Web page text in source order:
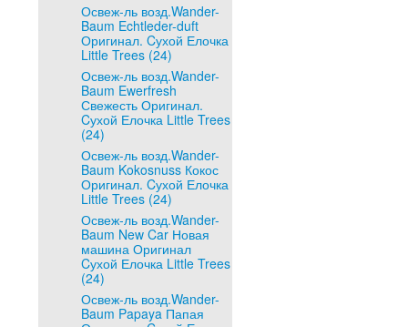
Освеж-ль возд.Wander-
Baum Echtleder-duft
Оригинал. Cухой Елочка
Little Trees (24)
Освеж-ль возд.Wander-
Baum Ewerfresh
Свежесть Оригинал.
Cухой Елочка Little Trees
(24)
Освеж-ль возд.Wander-
Baum Kokosnuss Кокос
Оригинал. Cухой Елочка
Little Trees (24)
Освеж-ль возд.Wander-
Baum New Car Новая
машина Оригинал
Cухой Елочка Little Trees
(24)
Освеж-ль возд.Wander-
Baum Papaya Папая